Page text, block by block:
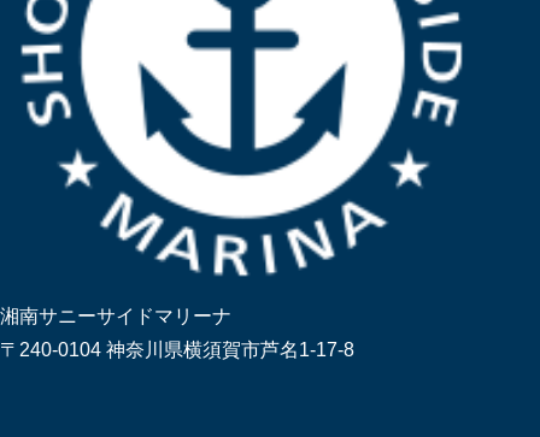
湘南サニーサイドマリーナ
〒240-0104 神奈川県横須賀市芦名1-17-8